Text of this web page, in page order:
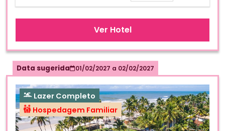
Ver Hotel
Data sugerida 01/02/2027 a 02/02/2027
Lazer Completo
Hospedagem Familiar